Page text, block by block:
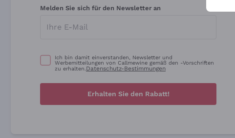
Melden Sie sich für den Newsletter an
Ich bin damit einverstanden, Newsletter und
Werbemitteilungen von Callmewine gemäß den -Vorschriften
zu erhalten.Datenschutz-Bestimmungen
Erhalten Sie den Rabatt!